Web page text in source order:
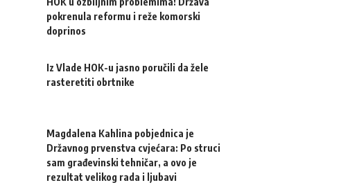
pokrenula reformu i reže komorski
doprinos
Iz Vlade HOK-u jasno poručili da žele
rasteretiti obrtnike
Magdalena Kahlina pobjednica je
Državnog prvenstva cvjećara: Po struci
sam građevinski tehničar, a ovo je
rezultat velikog rada i ljubavi